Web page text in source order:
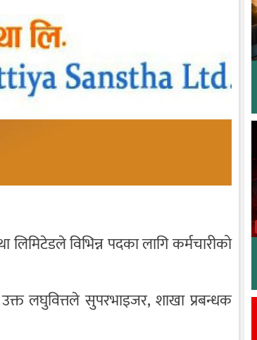
लिमिटेडले विभिन्न पदका लागि कर्मचारीको
लघुवित्तले सुपरभाइजर, शाखा प्रबन्धक